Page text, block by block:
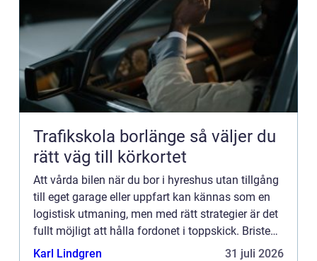
Trafikskola borlänge så väljer du
rätt väg till körkortet
Att vårda bilen när du bor i hyreshus utan tillgång
till eget garage eller uppfart kan kännas som en
logistisk utmaning, men med rätt strategier är det
fullt möjligt att hålla fordonet i toppskick. Bristen
p...
Karl Lindgren 31 juli 2026